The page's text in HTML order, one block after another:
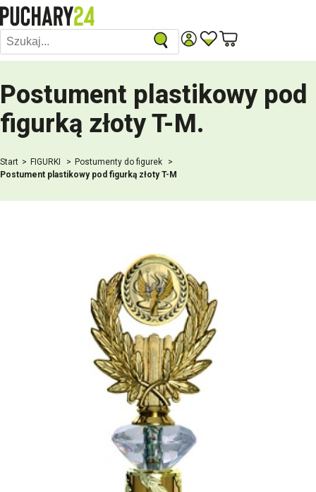
Postument plastikowy pod
figurką złoty T-M.
Start FIGURKI
Postumenty do figurek
Postument plastikowy pod figurką złoty T-M